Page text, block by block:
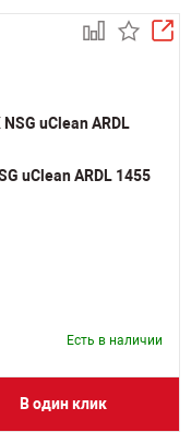
uClean ARDL 1455
Есть в наличии
В один клик